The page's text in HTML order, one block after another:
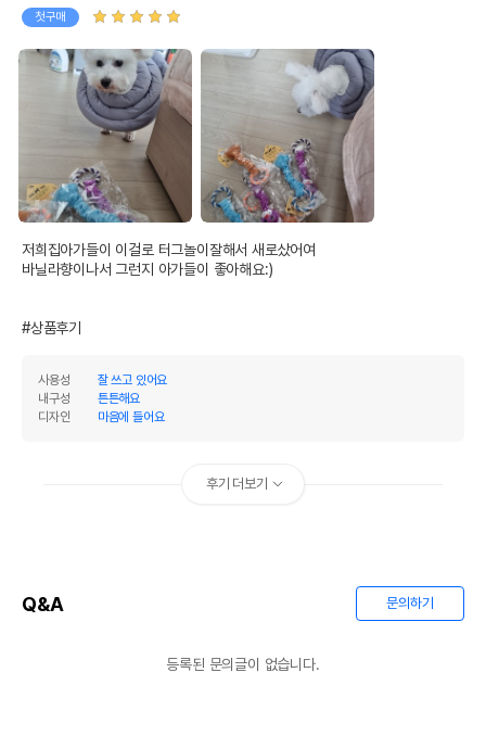
첫구매
저희집아가들이 이걸로 터그놀이잘해서 새로샀어여
바닐라향이나서 그런지 아가들이 좋아해요:)
#상품후기
사용성
잘 쓰고 있어요
내구성
튼튼해요
디자인
마음에 들어요
후기 더보기
Q&A 문의하기
등록된 문의글이 없습니다.